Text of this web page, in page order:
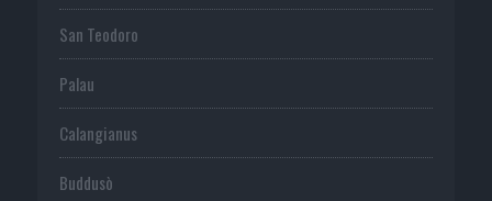
San Teodoro
Palau
Calangianus
Buddusò